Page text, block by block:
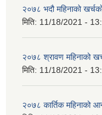
२०७८ भदौ महिनाको
मिति: 11/18/2021 -
२०७८ श्रावण महिनाको
मिति: 11/18/2021 -
२०७८ कार्तिक महिनाको